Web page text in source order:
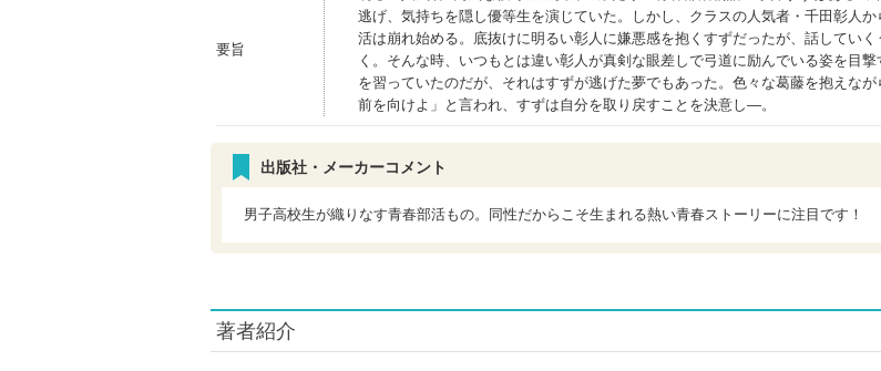
要旨
逃げ、気持ちを隠し優等生を演じていた。しかし、クラスの人気者・千田彰人
活は崩れ始める。底抜けに明るい彰人に嫌悪感を抱くすずだったが、話してい
く。そんな時、いつもとは違い彰人が真剣な眼差しで弓道に励んでいる姿を目
を習っていたのだが、それはすずが逃げた夢でもあった。色々な葛藤を抱えな
前を向けよ」と言われ、すずは自分を取り戻すことを決意し―。
出版社・メーカーコメント
男子高校生が織りなす青春部活もの。同性だからこそ生まれる熱い青春ストーリーに注目です！
著者紹介